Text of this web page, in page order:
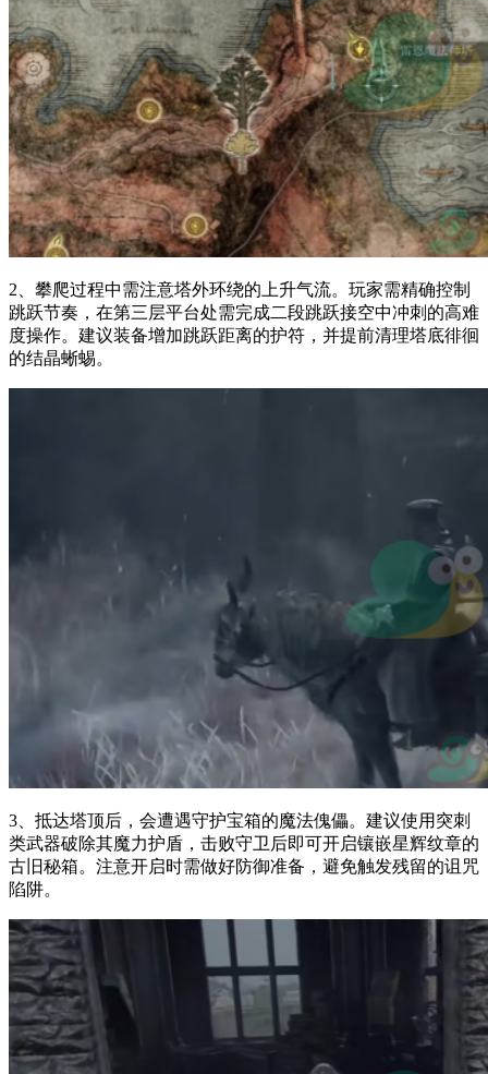
2、攀爬过程中需注意塔外环绕的上升气流。玩家需精确控制
跳跃节奏，在第三层平台处需完成二段跳跃接空中冲刺的高难
度操作。建议装备增加跳跃距离的护符，并提前清理塔底徘徊
的结晶蜥蜴。
3、抵达塔顶后，会遭遇守护宝箱的魔法傀儡。建议使用突刺
类武器破除其魔力护盾，击败守卫后即可开启镶嵌星辉纹章的
古旧秘箱。注意开启时需做好防御准备，避免触发残留的诅咒
陷阱。